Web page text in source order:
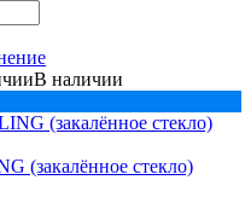
В наличии
(закалённое стекло)